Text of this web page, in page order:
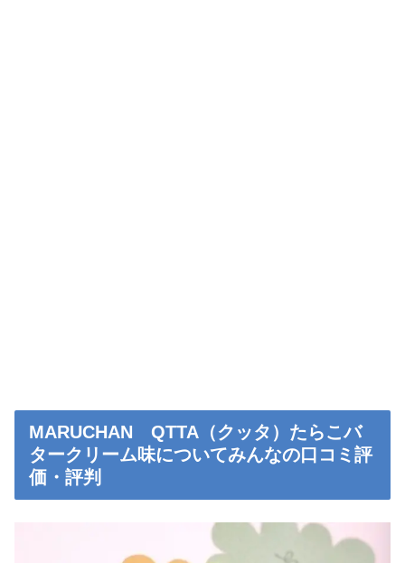
MARUCHAN QTTA（クッタ）たらこバ
タークリーム味についてみんなの口コミ評
価・評判